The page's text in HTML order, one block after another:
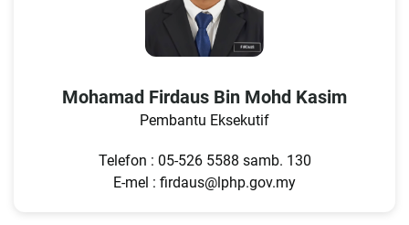
Mohamad Firdaus Bin Mohd Kasim
Pembantu Eksekutif
Telefon : 05-526 5588 samb. 130
E-mel : firdaus@lphp.gov.my